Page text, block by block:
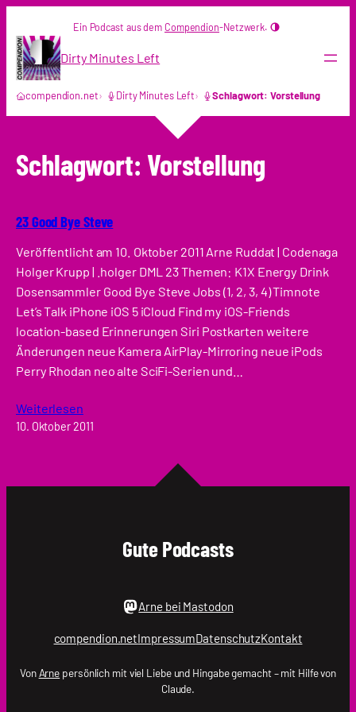
Inhalt
springen
Ein Podcast aus dem Compendion-Netzwerk.
Dirty Minutes Left
compendion.net Dirty Minutes Left Schlagwort: Vorstellung
Schlagwort: Vorstellung
23 Good Bye Steve
Veröffentlicht am 10. Oktober 2011 Arne Ruddat | Codenaga
Holger Krupp | .holger DML 23 Themen: K1X Energy Drink
Dosensammler Good Bye Steve Jobs (1, 2, 3, 4) Timnote
Let’s Talk iPhone iOS 5 iCloud Find my iOS-Friends
location-based Erinnerungen Siri Postkarten weitere
Änderungen neue Kamera AirPlay-Mirroring neue iPods
Perry Rhodan neo alte SciFi-Serien und…
Weiterlesen
10. Oktober 2011
Gute Podcasts
Arne bei Mastodon
compendion.netImpressumDatenschutzKontakt
VonArne persönlich mit viel Liebe und Hingabe gemacht – mit Hilfe von
Claude.